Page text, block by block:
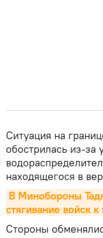
Ситуация на
обострилась из-за
находящегося в
В Минобороны
стягивание войск
Стороны